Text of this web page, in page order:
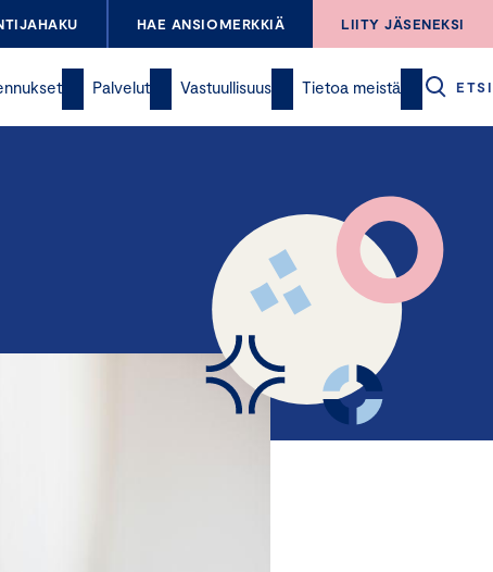
HAE ANSIOMERKKIÄ LIITY JÄSENEKSI
Palvelut Vastuullisuus Tietoa meistä ETSI